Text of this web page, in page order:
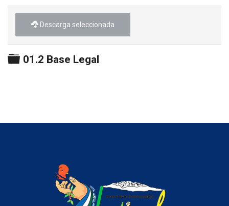
Descarga seleccionada
Carpeta
01.2 Base Legal